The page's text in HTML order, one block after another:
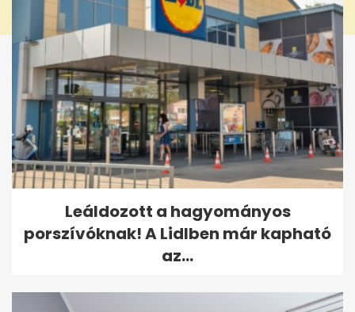
Leáldozott a hagyományos
porszívóknak! A Lidlben már kapható
az...